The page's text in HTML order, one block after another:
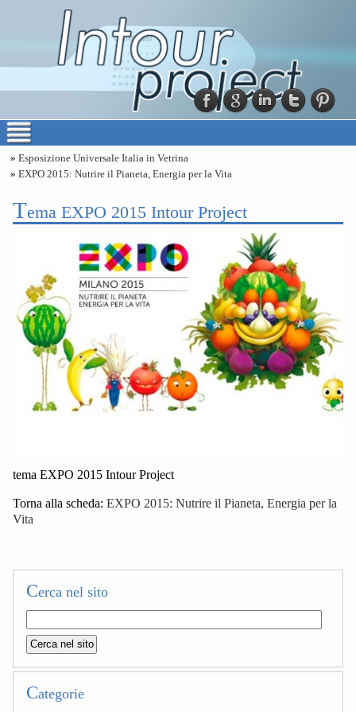
» Esposizione Universale Italia in Vetrina
» EXPO 2015: Nutrire il Pianeta, Energia per la Vita
tema EXPO 2015 Intour Project
tema EXPO 2015 Intour Project
Torna alla scheda: EXPO 2015: Nutrire il Pianeta, Energia per la
Vita
Cerca nel sito
Categorie